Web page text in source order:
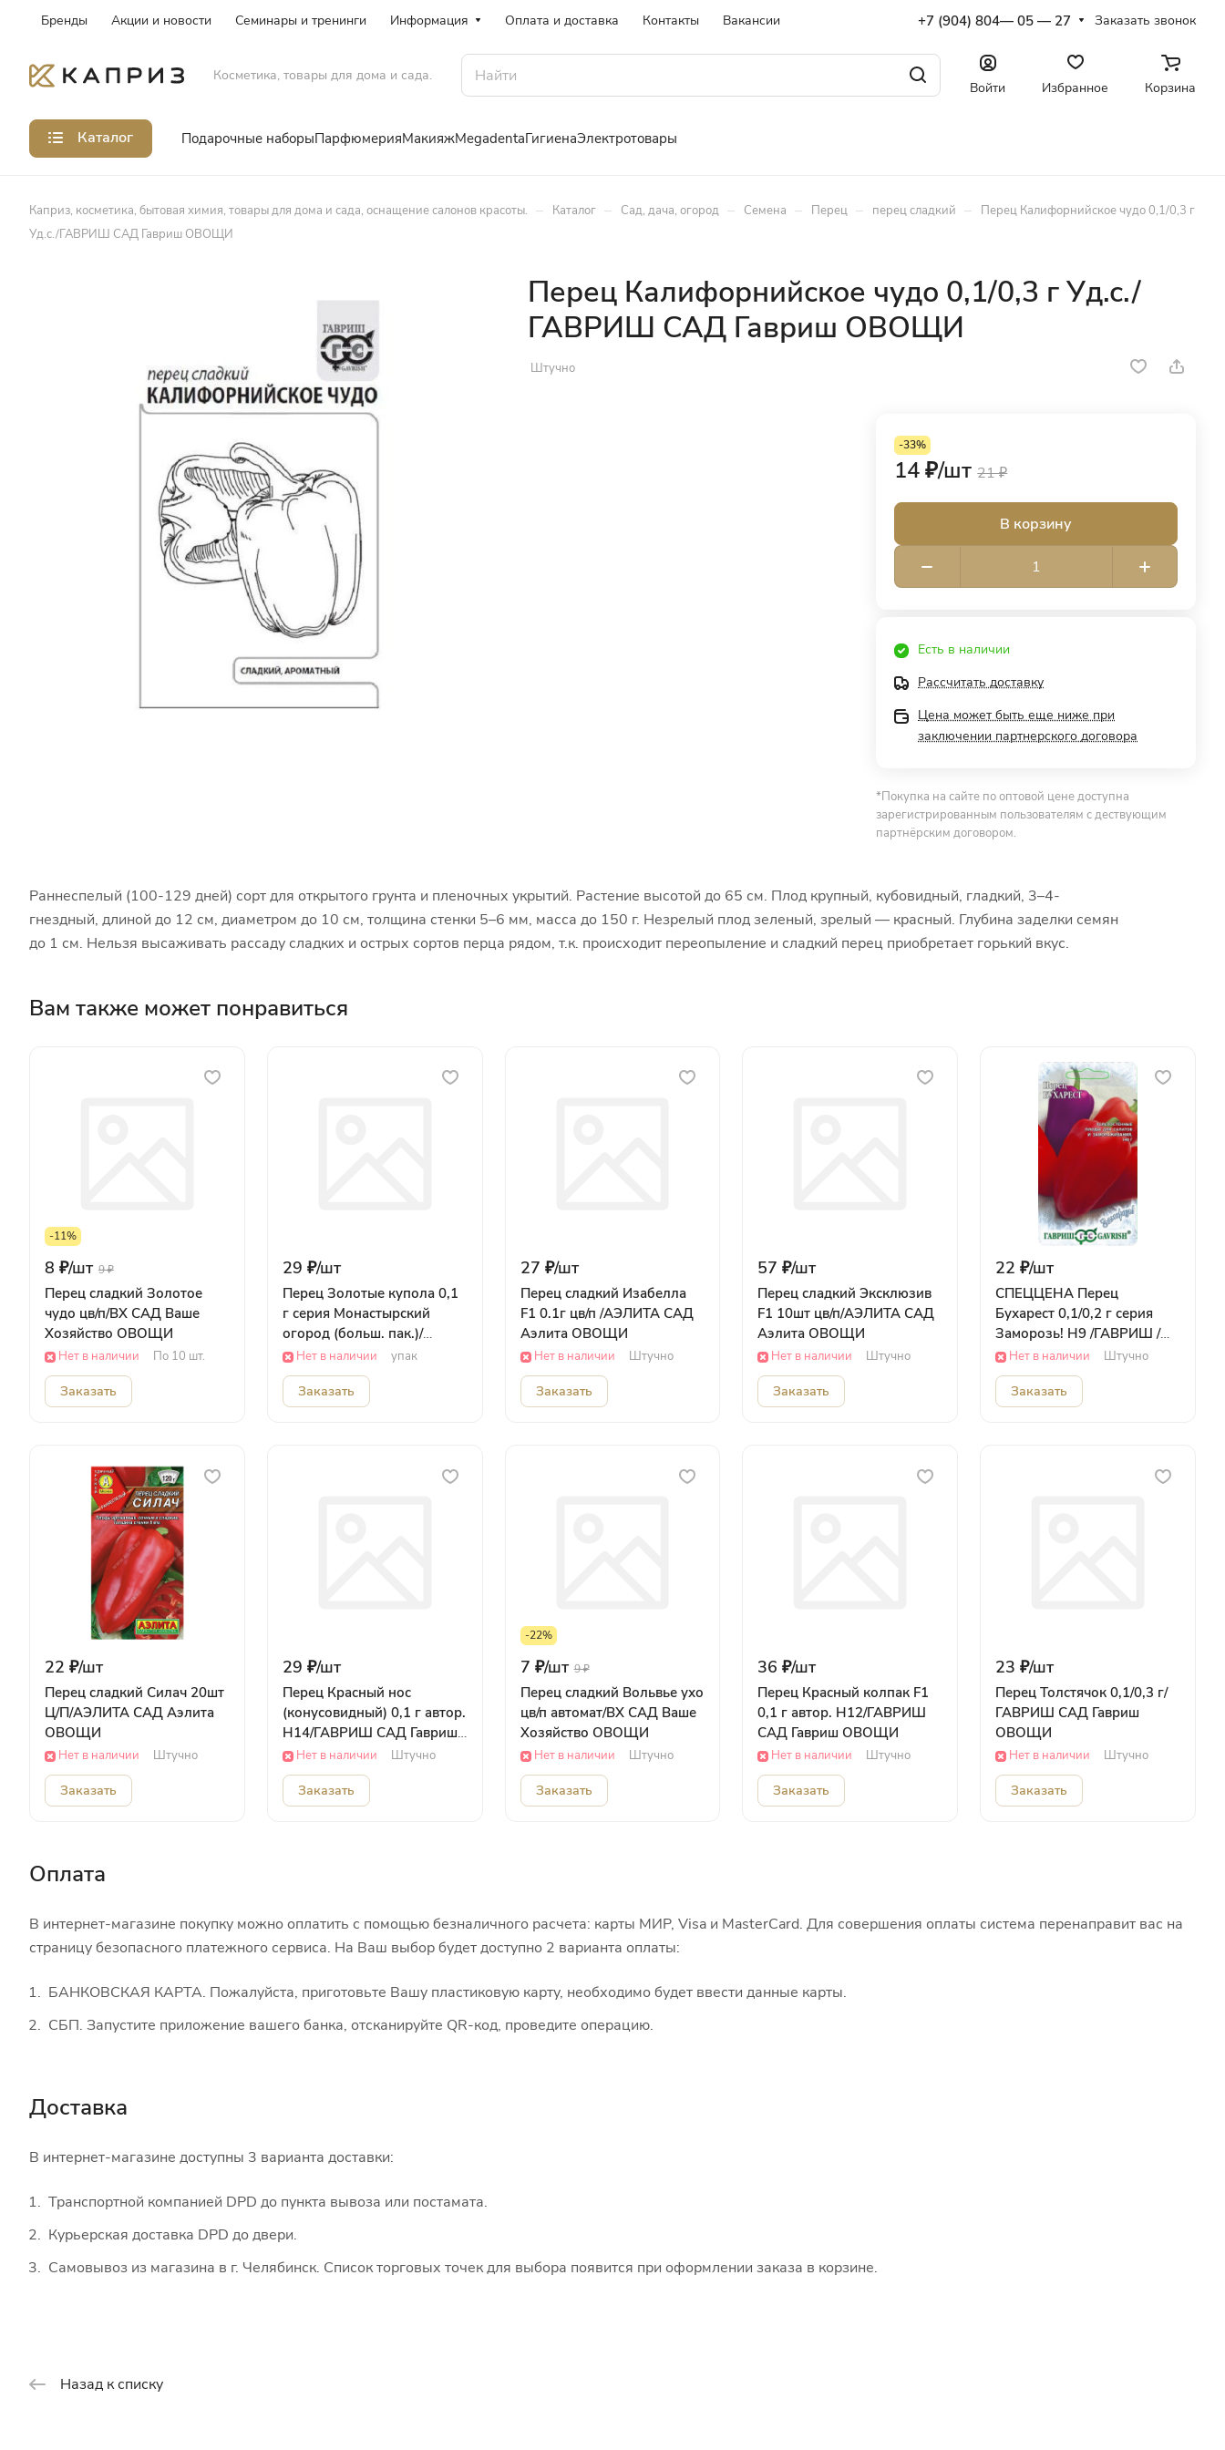
Бренды Акции и новости Семинары и тренинги Информация Оплата и доставка Контакты Вакансии +7 (904) 804— 05 — 27 Заказать звонок
Косметика, товары для дома и сада.
Войти Избранное Корзина
Каталог Подарочные наборыПарфюмерияМакияжMegadentaГигиенаЭлектротовары
Каприз, косметика, бытовая химия, товары для дома и сада, оснащение салонов красоты. – Каталог – Сад, дача, огород – Семена – Перец – перец сладкий –
Перец Калифорнийское чудо 0,1/0,3 г
Уд.с./ГАВРИШ САД Гавриш ОВОЩИ
Перец Калифорнийское чудо 0,1/0,3 г Уд.с./
ГАВРИШ САД Гавриш ОВОЩИ
Штучно
-33%
14 ₽/шт 21 ₽
В корзину
Есть в наличии
Рассчитать доставку
Цена может быть еще ниже при
заключении партнерского договора
*Покупка на сайте по оптовой цене доступна
зарегистрированным пользователям с дествующим
партнёрским договором.
Раннеспелый (100-129 дней) сорт для открытого грунта и пленочных укрытий. Растение высотой до 65 см. Плод крупный, кубовидный, гладкий, 3–4-
гнездный, длиной до 12 см, диаметром до 10 см, толщина стенки 5–6 мм, масса до 150 г. Незрелый плод зеленый, зрелый — красный. Глубина заделки семян
до 1 см. Нельзя высаживать рассаду сладких и острых сортов перца рядом, т.к. происходит переопыление и сладкий перец приобретает горький вкус.
Вам также может понравиться
-11%
8 ₽/шт 9 ₽
Перец сладкий Золотое
чудо цв/п/ВХ САД Ваше
Хозяйство ОВОЩИ
Нет в наличии По 10 шт.
Заказать
29 ₽/шт
Перец Золотые купола 0,1
г серия Монастырский
огород (больш. пак.)/
ГАВРИШ САД Гавриш
ОВОЩИ
Нет в наличии упак
Заказать
27 ₽/шт
Перец сладкий Изабелла
F1 0.1г цв/п /АЭЛИТА САД
Аэлита ОВОЩИ
Нет в наличии Штучно
Заказать
57 ₽/шт
Перец сладкий Эксклюзив
F1 10шт цв/п/АЭЛИТА САД
Аэлита ОВОЩИ
Нет в наличии Штучно
Заказать
22 ₽/шт
CПЕЦЦЕНА Перец
Бухарест 0,1/0,2 г серия
Заморозь! Н9 /ГАВРИШ /
01.12.2026 САД Гавриш
ОВОЩИ
Нет в наличии Штучно
Заказать
22 ₽/шт
Перец сладкий Силач 20шт
Ц/П/АЭЛИТА САД Аэлита
ОВОЩИ
Нет в наличии Штучно
Заказать
29 ₽/шт
Перец Красный нос
(конусовидный) 0,1 г автор.
Н14/ГАВРИШ САД Гавриш
ОВОЩИ
Нет в наличии Штучно
Заказать
-22%
7 ₽/шт 9 ₽
Перец сладкий Вольвье ухо
цв/п автомат/ВХ САД Ваше
Хозяйство ОВОЩИ
Нет в наличии Штучно
Заказать
36 ₽/шт
Перец Красный колпак F1
0,1 г автор. Н12/ГАВРИШ
САД Гавриш ОВОЩИ
Нет в наличии Штучно
Заказать
23 ₽/шт
Перец Толстячок 0,1/0,3 г/
ГАВРИШ САД Гавриш
ОВОЩИ
Нет в наличии Штучно
Заказать
Оплата
В интернет-магазине покупку можно оплатить с помощью безналичного расчета: карты МИР, Visa и MasterCard. Для совершения оплаты система перенаправит вас на
страницу безопасного платежного сервиса. На Ваш выбор будет доступно 2 варианта оплаты:
БАНКОВСКАЯ КАРТА. Пожалуйста, приготовьте Вашу пластиковую карту, необходимо будет ввести данные карты.
СБП. Запустите приложение вашего банка, отсканируйте QR-код, проведите операцию.
Доставка
В интернет-магазине доступны 3 варианта доставки:
Транспортной компанией DPD до пункта вывоза или постамата.
Курьерская доставка DPD до двери.
Самовывоз из магазина в г. Челябинск. Список торговых точек для выбора появится при оформлении заказа в корзине.
Назад к списку